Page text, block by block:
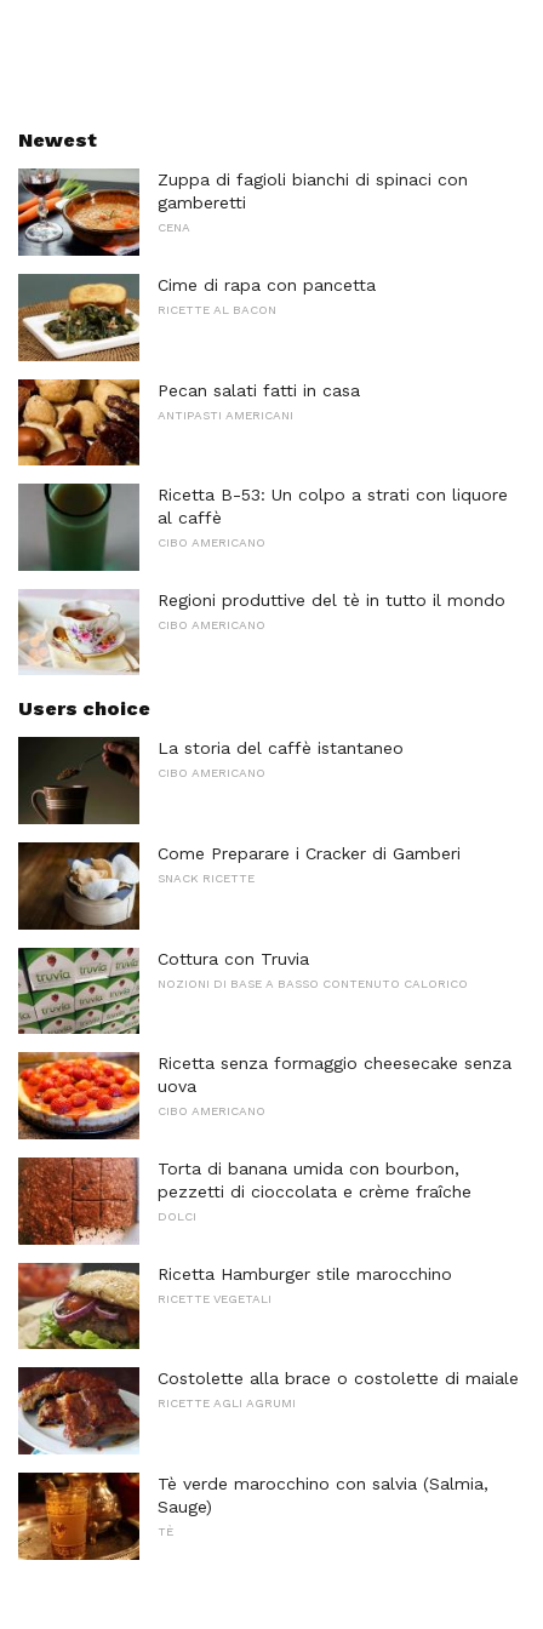
Newest
Zuppa di fagioli bianchi di spinaci con
gamberetti
CENA
Cime di rapa con pancetta
RICETTE AL BACON
Pecan salati fatti in casa
ANTIPASTI AMERICANI
Ricetta B-53: Un colpo a strati con liquore
al caffè
CIBO AMERICANO
Regioni produttive del tè in tutto il mondo
CIBO AMERICANO
Users choice
La storia del caffè istantaneo
CIBO AMERICANO
Come Preparare i Cracker di Gamberi
SNACK RICETTE
Cottura con Truvia
NOZIONI DI BASE A BASSO CONTENUTO CALORICO
Ricetta senza formaggio cheesecake senza
uova
CIBO AMERICANO
Torta di banana umida con bourbon,
pezzetti di cioccolata e crème fraîche
DOLCI
Ricetta Hamburger stile marocchino
RICETTE VEGETALI
Costolette alla brace o costolette di maiale
RICETTE AGLI AGRUMI
Tè verde marocchino con salvia (Salmia,
Sauge)
TÈ